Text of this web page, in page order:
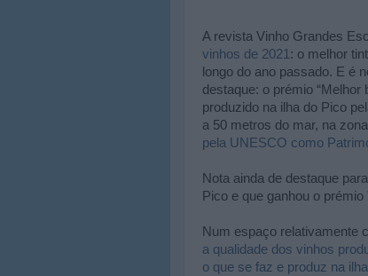
A revista Vinho Grandes
vinhos de 2021: o melhor
longo do ano passado. E é
destaque: o prémio “Melhor
produzido na ilha do Pico
a 50 metros do mar, na
pela UNESCO como
Nota ainda de destaque
Pico e que ganhou o
Num espaço relativamente
a qualidade dos vinhos
o que se faz e produz na